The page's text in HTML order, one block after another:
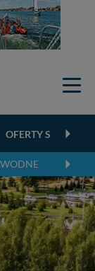
OFERTY